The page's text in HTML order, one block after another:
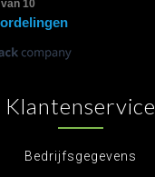
Klantenservice
Bedrijfsgegevens